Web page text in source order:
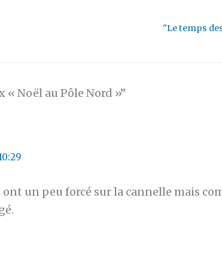
"Le temps
« Noël au Pôle Nord »”
ont un peu forcé sur la cannelle mais